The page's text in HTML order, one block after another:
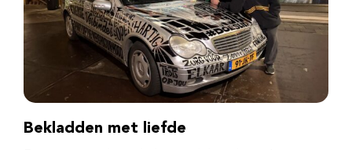
Bekladden met liefde